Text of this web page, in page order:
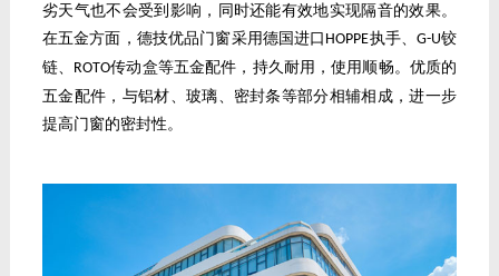
劣天气也不会受到影响，同时还能有效地实现隔音的效果。
在五金方面，德技优品门窗采用德国进口 HOPPE执手、 G-U铰
链、
ROTO传动盒等五金配件，持久耐用，使用顺畅。优质的
五金配件，与铝材、玻璃、密封条等部分相辅相成，进一步
提高门窗的密封性。